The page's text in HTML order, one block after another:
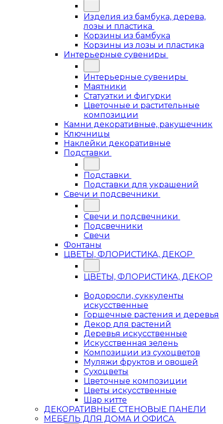
Изделия из бамбука, дерева,
лозы и пластика
Корзины из бамбука
Корзины из лозы и пластика
Интерьерные сувениры
Интерьерные сувениры
Маятники
Статуэтки и фигурки
Цветочные и растительные
композиции
Камни декоративные, ракушечник
Ключницы
Наклейки декоративные
Подставки
Подставки
Подставки для украшений
Свечи и подсвечники
Свечи и подсвечники
Подсвечники
Свечи
Фонтаны
ЦВЕТЫ, ФЛОРИСТИКА, ДЕКОР
ЦВЕТЫ, ФЛОРИСТИКА, ДЕКОР
Водоросли, суккуленты
искусственные
Горшечные растения и деревья
Декор для растений
Деревья искусственные
Искусственная зелень
Композиции из сухоцветов
Муляжи фруктов и овощей
Сухоцветы
Цветочные композиции
Цветы искусственные
Шар китте
ДЕКОРАТИВНЫЕ СТЕНОВЫЕ ПАНЕЛИ
МЕБЕЛЬ ДЛЯ ДОМА И ОФИСА